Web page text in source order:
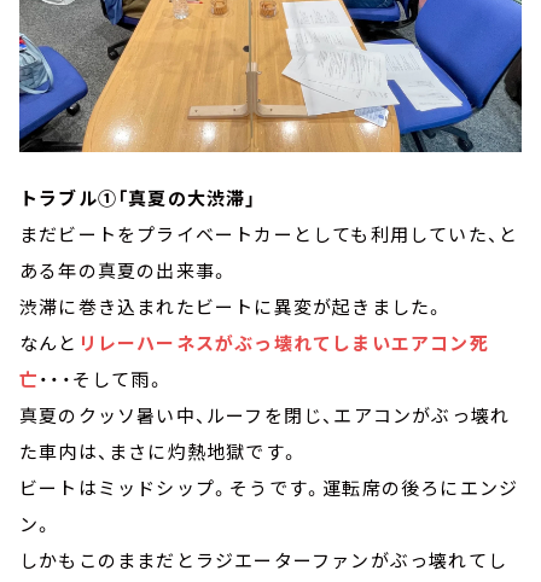
トラブル①「真夏の大渋滞」
まだビートをプライベートカーとしても利用していた、と
ある年の真夏の出来事。
渋滞に巻き込まれたビートに異変が起きました。
なんと リレーハーネスがぶっ壊れてしまいエアコン死
亡・・・そして雨。
真夏のクッソ暑い中、ルーフを閉じ、エアコンがぶっ壊れ
た車内は、まさに灼熱地獄です。
ビートはミッドシップ。そうです。運転席の後ろにエンジ
ン。
しかもこのままだとラジエーターファンがぶっ壊れてし